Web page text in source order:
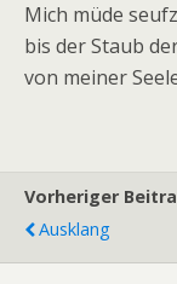
Mich müde
bis der Staub
von meiner
Vorheriger
Ausklang